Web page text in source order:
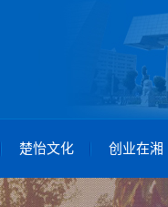
楚怡文化 创业在湘